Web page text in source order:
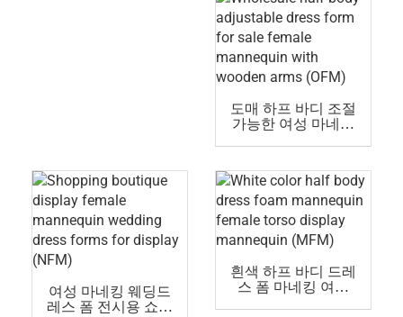
도매 하프 바디 조절
가능한 여성 마네킹
여성 마네킹 웨딩드
레스 폼 전시용 쇼핑
흰색 하프 바디 드레
스 폼 마네킹 여성